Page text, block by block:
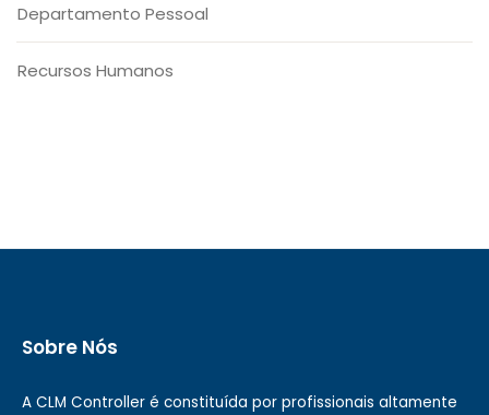
Departamento Pessoal
Recursos Humanos
Sobre Nós
A CLM Controller é constituída por profissionais altamente